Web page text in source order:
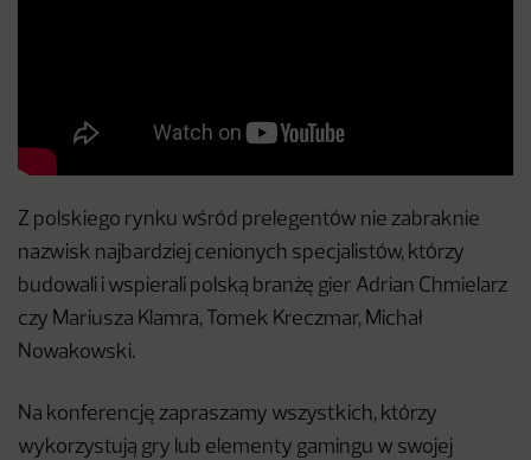
Z polskiego rynku wśród prelegentów nie zabraknie
nazwisk najbardziej cenionych specjalistów, którzy
budowali i wspierali polską branżę gier Adrian Chmielarz
czy Mariusza Klamra, Tomek Kreczmar, Michał
Nowakowski.
Na konferencję zapraszamy wszystkich, którzy
wykorzystują gry lub elementy gamingu w swojej